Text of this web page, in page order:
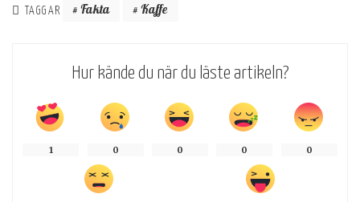
TAGGAR Fakta Kaffe
Hur kände du när du läste artikeln?
1 0 0 0 0